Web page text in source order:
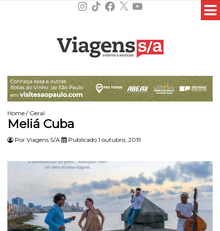
Instagram
TikTokFacebook
X YouTube
Home / Geral
Meliá Cuba
Por Viagens S/A Publicado 1 outubro, 2019